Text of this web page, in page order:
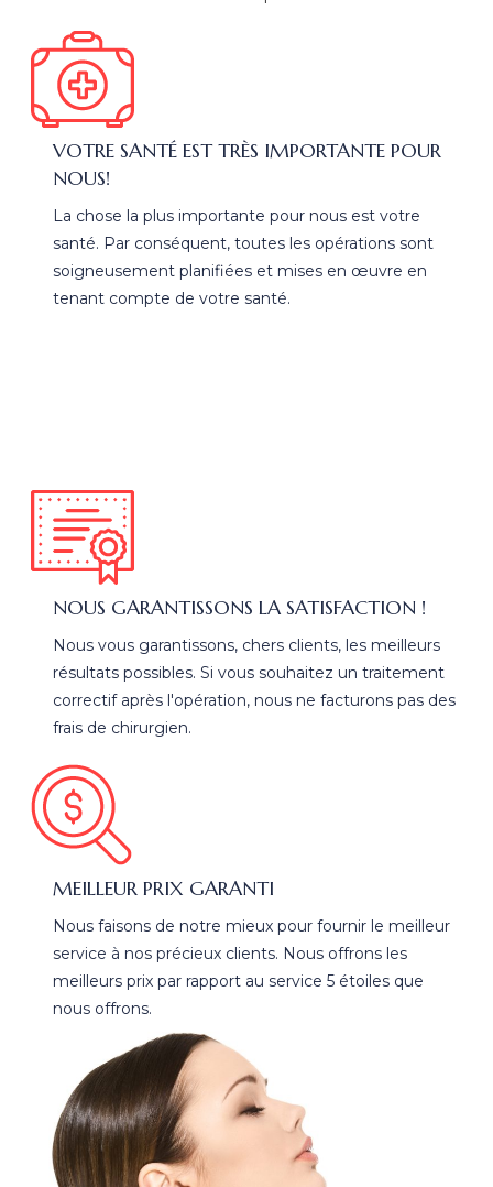
VOTRE SANTÉ EST TRÈS IMPORTANTE POUR
NOUS!
La chose la plus importante pour nous est votre
santé. Par conséquent, toutes les opérations sont
soigneusement planifiées et mises en œuvre en
tenant compte de votre santé.
NOUS GARANTISSONS LA SATISFACTION !
Nous vous garantissons, chers clients, les meilleurs
résultats possibles. Si vous souhaitez un traitement
correctif après l'opération, nous ne facturons pas des
frais de chirurgien.
MEILLEUR PRIX GARANTI
Nous faisons de notre mieux pour fournir le meilleur
service à nos précieux clients. Nous offrons les
meilleurs prix par rapport au service 5 étoiles que
nous offrons.